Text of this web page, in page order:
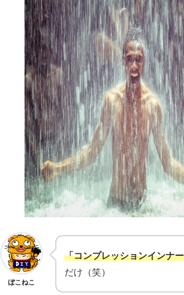
ぼこねこ
「コンプレッションインナ
だけ（笑）